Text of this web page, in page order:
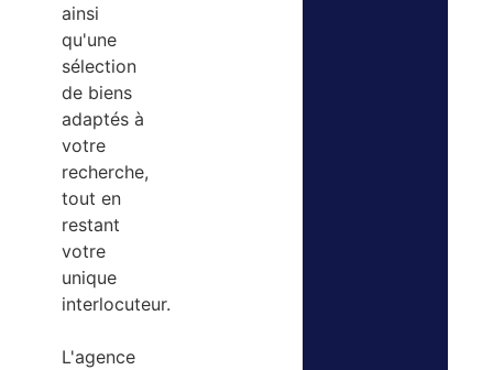
ainsi
qu'une
sélection
de biens
adaptés à
votre
recherche,
tout en
restant
votre
unique
interlocuteur.
L'agence